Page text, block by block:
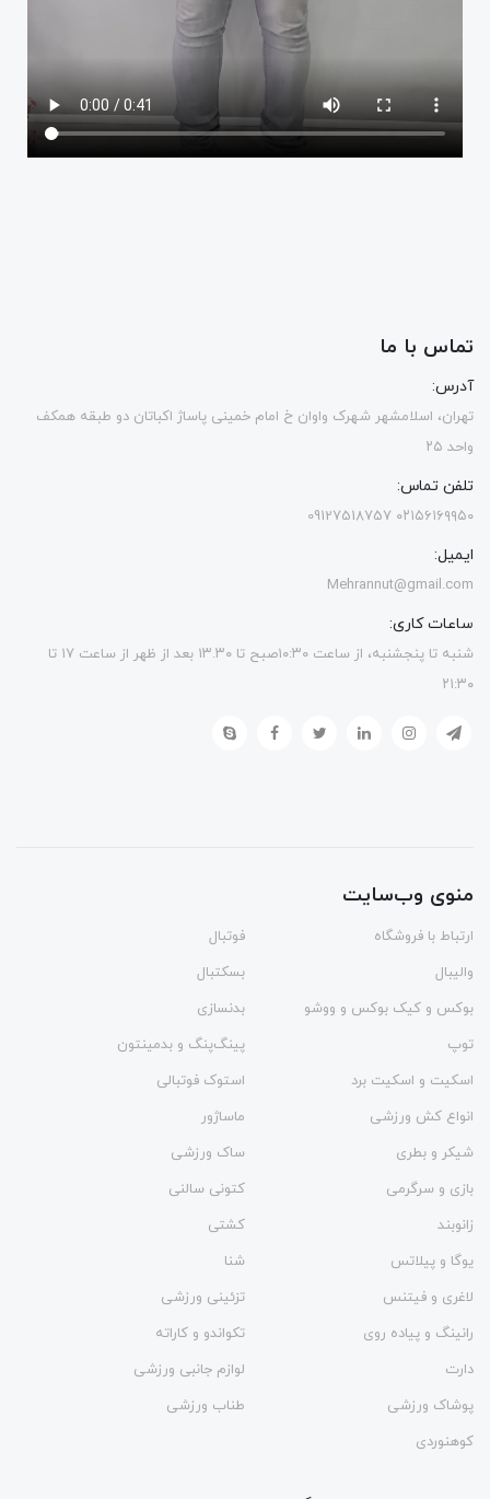
تماس با ما
آدرس:
تهران، اسلامشهر شهرک واوان خ امام خمینی پاساژ اکباتان دو طبقه همکف
واحد ۲۵
تلفن تماس:
۰۲۱۵۶۱۶۹۹۵۰ 09127518757
ایمیل:
Mehrannut@gmail.com
ساعات کاری:
شنبه تا پنجشنبه، از ساعت ۱۰:۳۰صبح تا ۱۳.۳۰ بعد از ظهر از ساعت ۱۷ تا
۲۱:۳۰
منوی وب‌سایت
ارتباط با فروشگاه
فوتبال
والیبال
بسکتبال
بوکس و کیک بوکس و ووشو
بدنسازی
توپ
پینگ‌پنگ و بدمينتون
اسکیت و اسکیت برد
استوک فوتبالی
انواع کش ورزشی
ماساژور
شیکر و بطری
ساک ورزشی
بازی و سرگرمی
کتونی سالنی
زانوبند
کشتی
یوگا و پیلاتس
شنا
لاغری و فیتنس
تزئینی ورزشی
رانینگ و پیاده روی
تکواندو و کاراته
دارت
لوازم جانبی ورزشی
پوشاک ورزشی
طناب ورزشی
کوهنوردی